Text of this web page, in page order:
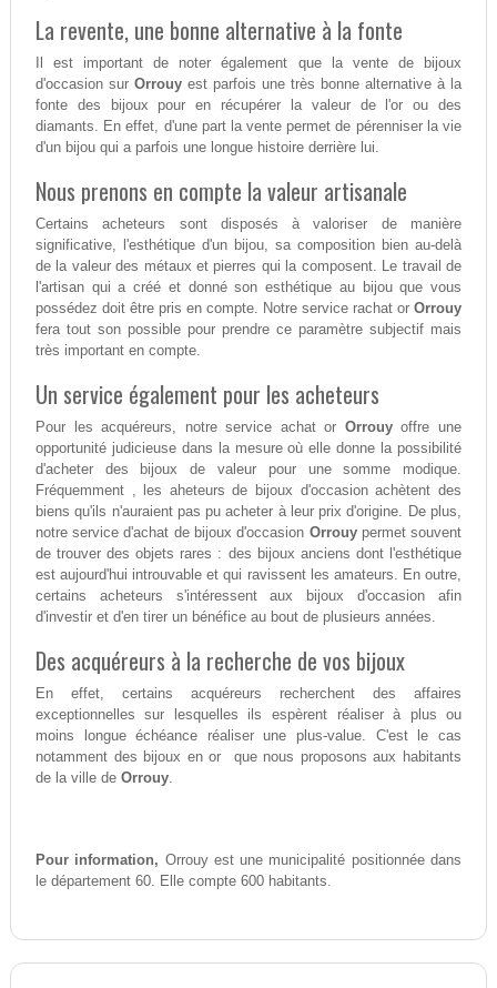
La revente, une bonne alternative à la fonte
Il est important de noter également que la vente de bijoux
d'occasion sur Orrouyest parfois une très bonne alternative à la
fonte des bijoux pour en récupérer la valeur de l'or ou des
diamants. En effet, d'une part la vente permet de pérenniser la vie
d'un bijou qui a parfois une longue histoire derrière lui.
Nous prenons en compte la valeur artisanale
Certains acheteurs sont disposés à valoriser de manière
significative, l'esthétique d'un bijou, sa composition bien au-delà
de la valeur des métaux et pierres qui la composent. Le travail de
l'artisan qui a créé et donné son esthétique au bijou que vous
possédez doit être pris en compte. Notre service rachat orOrrouy
fera tout son possible pour prendre ce paramètre subjectif mais
très important en compte.
Un service également pour les acheteurs
Pour les acquéreurs, notre service achat or Orrouyoffre une
opportunité judicieuse dans la mesure où elle donne la possibilité
d'acheter des bijoux de valeur pour une somme modique.
Fréquemment , les aheteurs de bijoux d'occasion achètent des
biens qu'ils n'auraient pas pu acheter à leur prix d'origine. De plus,
notre service d'achat de bijoux d'occasion Orrouypermet souvent
de trouver des objets rares : des bijoux anciens dont l'esthétique
est aujourd'hui introuvable et qui ravissent les amateurs. En outre,
certains acheteurs s'intéressent aux bijoux d'occasion afin
d'investir et d'en tirer un bénéfice au bout de plusieurs années.
Des acquéreurs à la recherche de vos bijoux
En effet, certains acquéreurs recherchent des affaires
exceptionnelles sur lesquelles ils espèrent réaliser à plus ou
moins longue échéance réaliser une plus-value. C'est le cas
notamment des bijoux en or que nous proposons aux habitants
de la ville de Orrouy.
Pour information, Orrouy est une municipalité positionnée dans
le département 60. Elle compte 600 habitants.